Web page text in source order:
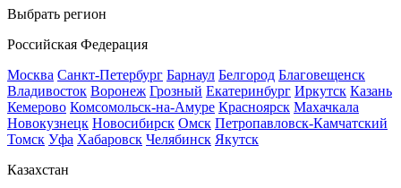
Выбрать регион
Российская Федерация
Москва Санкт-Петербург Барнаул Белгород Благовещенск
Владивосток Воронеж Грозный Екатеринбург Иркутск Казань
Кемерово Комсомольск-на-Амуре Красноярск Махачкала
Новокузнецк Новосибирск Омск Петропавловск-Камчатский
Томск Уфа Хабаровск Челябинск Якутск
Казахстан